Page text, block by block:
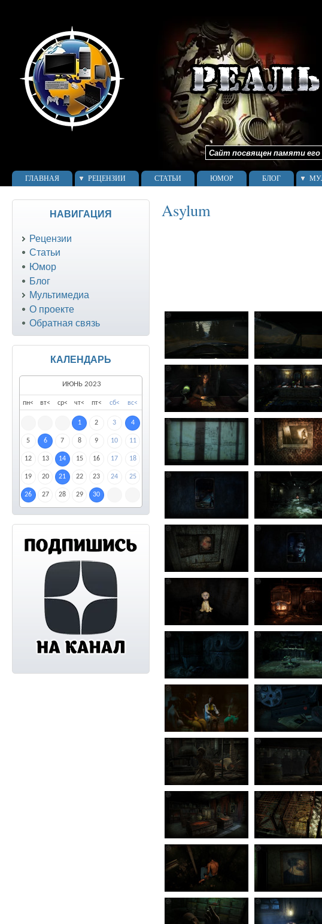
Сайт посвящен памяти его
ГЛАВНАЯ РЕЦЕНЗИИ СТАТЬИ ЮМОР БЛОГ
Asylum
НАВИГАЦИЯ
Рецензии
Статьи
Юмор
Блог
Мультимедиа
О проекте
Обратная связь
КАЛЕНДАРЬ
пн< вт< ср< чт< пт< сб< вс<
1 2 3 4
5 6 7 8 9 10 11
12 13 14 15 16 17 18
19 20 21 22 23 24 25
26 27 28 29 30
ИЮНЬ 2023